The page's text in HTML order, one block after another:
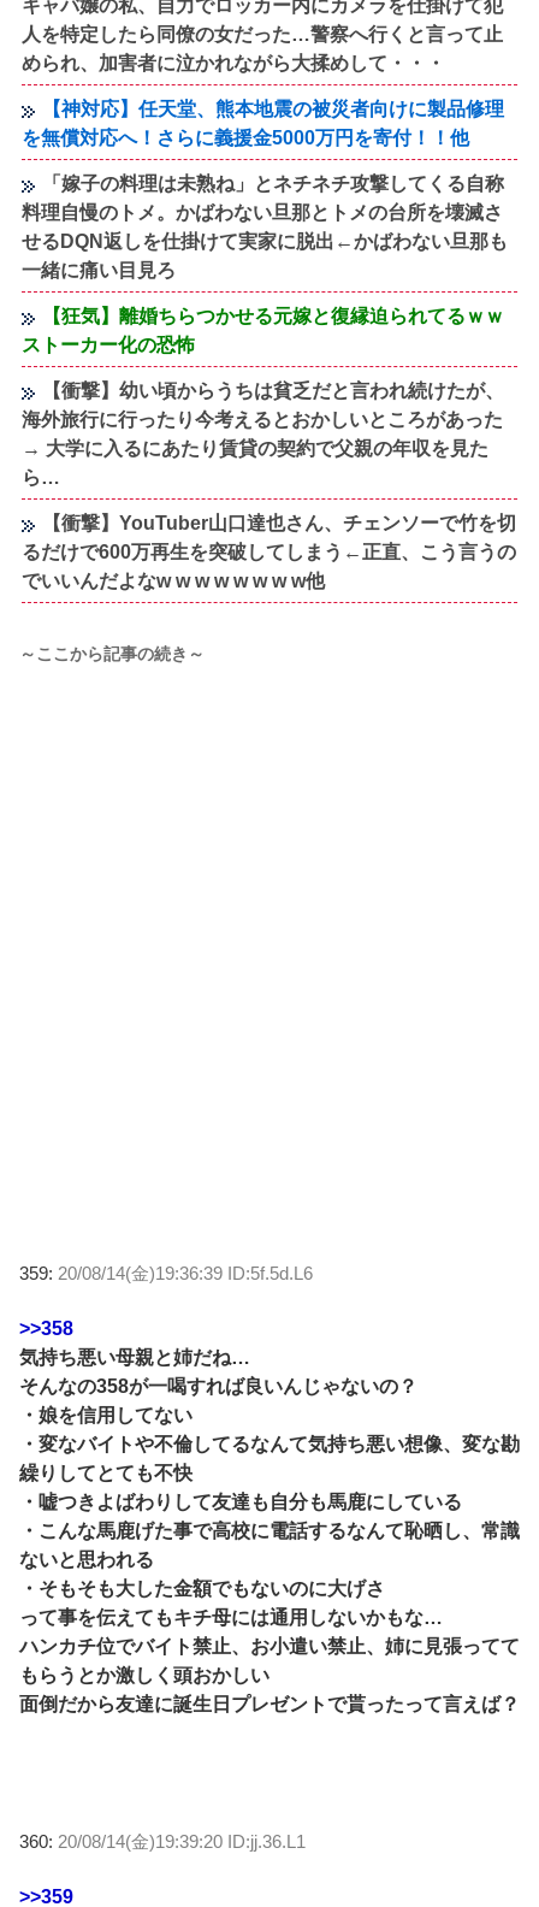
キャバ嬢の私、自力でロッカー内にカメラを仕掛けて犯
人を特定したら同僚の女だった…警察へ行くと言って止
められ、加害者に泣かれながら大揉めして・・・
【神対応】任天堂、熊本地震の被災者向けに製品修理
を無償対応へ！さらに義援金5000万円を寄付！！他
「嫁子の料理は未熟ね」とネチネチ攻撃してくる自称
料理自慢のトメ。かばわない旦那とトメの台所を壊滅さ
せるDQN返しを仕掛けて実家に脱出←かばわない旦那も
一緒に痛い目見ろ
【狂気】離婚ちらつかせる元嫁と復縁迫られてるｗｗ
ストーカー化の恐怖
【衝撃】幼い頃からうちは貧乏だと言われ続けたが、
海外旅行に行ったり今考えるとおかしいところがあった
→ 大学に入るにあたり賃貸の契約で父親の年収を見た
ら…
【衝撃】YouTuber山口達也さん、チェンソーで竹を切
るだけで600万再生を突破してしまう←正直、こう言うの
でいいんだよなw w w w w w w w他
～ここから記事の続き～
359: 20/08/14(金)19:36:39 ID:5f.5d.L6
>>358
気持ち悪い母親と姉だね…
そんなの358が一喝すれば良いんじゃないの？
・娘を信用してない
・変なバイトや不倫してるなんて気持ち悪い想像、変な勘
繰りしてとても不快
・嘘つきよばわりして友達も自分も馬鹿にしている
・こんな馬鹿げた事で高校に電話するなんて恥晒し、常識
ないと思われる
・そもそも大した金額でもないのに大げさ
って事を伝えてもキチ母には通用しないかもな…
ハンカチ位でバイト禁止、お小遣い禁止、姉に見張ってて
もらうとか激しく頭おかしい
面倒だから友達に誕生日プレゼントで貰ったって言えば？
360: 20/08/14(金)19:39:20 ID:jj.36.L1
>>359